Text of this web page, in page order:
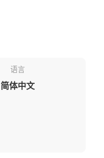
语言
简体中文